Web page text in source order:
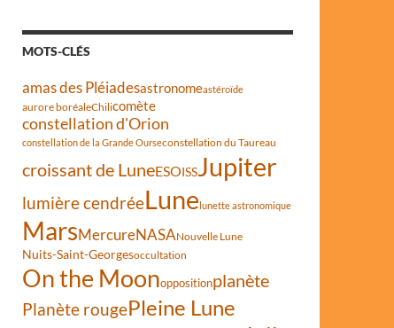
MOTS-CLÉS
amas des Pléiadesastronomeastéroïde
aurore boréaleChilicomète
constellation d'Orion
constellation de la Grande Ourseconstellation du Taureau
croissant de LuneESOISSJupiter
lumière cendréeLunelunette astronomique
MarsMercureNASANouvelle Lune
Nuits-Saint-Georgesoccultation
On the Moonoppositionplanète
Planète rougePleine Lune